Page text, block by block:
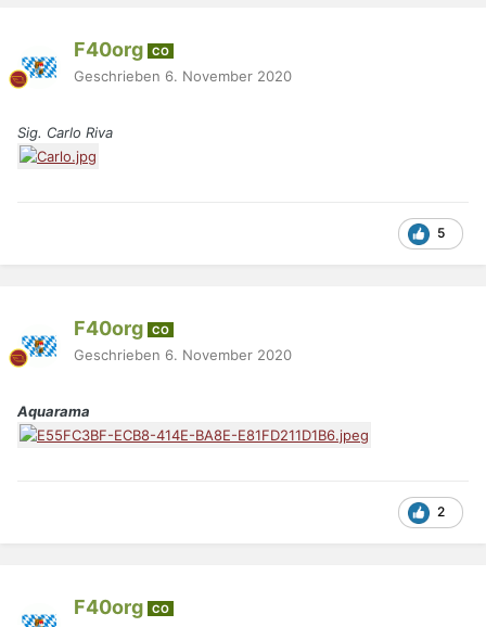
F40org CO
Geschrieben 6. November 2020
Sig. Carlo Riva
5
F40org CO
Geschrieben 6. November 2020
Aquarama
2
F40org CO